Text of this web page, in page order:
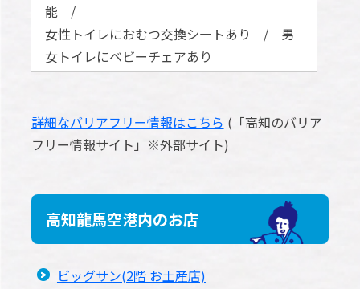
能 /
女性トイレにおむつ交換シートあり / 男
女トイレにベビーチェアあり
詳細なバリアフリー情報はこちら (「高知のバリア
フリー情報サイト」※外部サイト)
高知龍馬空港内のお店
ビッグサン(2階 お土産店)